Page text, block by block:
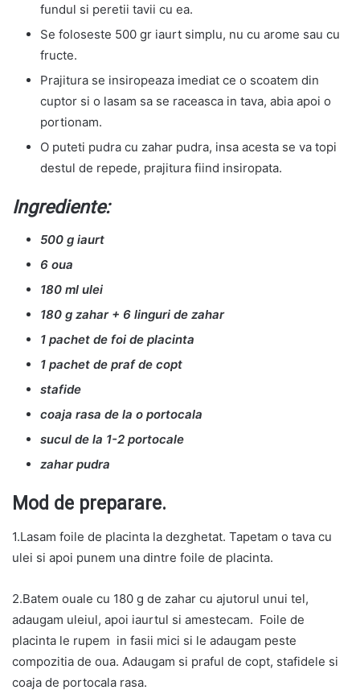
fundul si peretii tavii cu ea.
Se foloseste 500 gr iaurt simplu, nu cu arome sau cu
fructe.
Prajitura se insiropeaza imediat ce o scoatem din
cuptor si o lasam sa se raceasca in tava, abia apoi o
portionam.
O puteti pudra cu zahar pudra, insa acesta se va topi
destul de repede, prajitura fiind insiropata.
Ingrediente:
500 g iaurt
6 oua
180 ml ulei
180 g zahar + 6 linguri de zahar
1 pachet de foi de placinta
1 pachet de praf de copt
stafide
coaja rasa de la o portocala
sucul de la 1-2 portocale
zahar pudra
Mod de preparare.
1.Lasam foile de placinta la dezghetat. Tapetam o tava cu
ulei si apoi punem una dintre foile de placinta.
2.Batem ouale cu 180 g de zahar cu ajutorul unui tel,
adaugam uleiul, apoi iaurtul si amestecam. Foile de
placinta le rupem in fasii mici si le adaugam peste
compozitia de oua. Adaugam si praful de copt, stafidele si
coaja de portocala rasa.